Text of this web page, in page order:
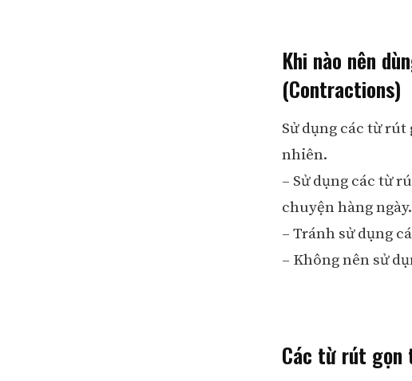
Khi nào nên
(Contractions)
Sử dụng các từ
nhiên.
– Sử dụng các từ
chuyện hàng ngày.
– Tránh sử dụng
– Không nên sử
Các từ rút gọn